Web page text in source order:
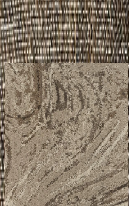
関連製品
もっと見る
メーカー
東リ株式会社
グランフロー/GX-
6150L
¥15,800 / ㎡ 税抜¥15,800/ ㎡
[税抜]